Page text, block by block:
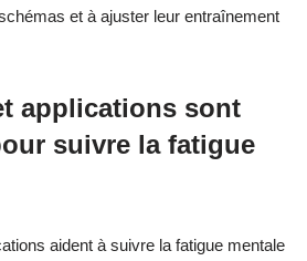
athlètes peuvent-
niveaux de
?
leurs niveaux de fatigue mentale